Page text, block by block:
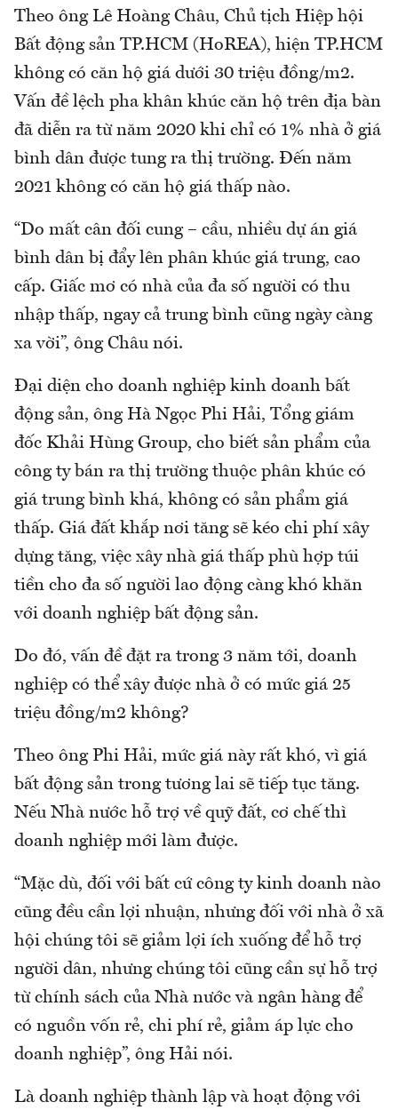
Theo ông Lê Hoàng Châu, Chủ tịch Hiệp hội
Bất động sản TP.HCM (HoREA), hiện TP.HCM
không có căn hộ giá dưới 30 triệu đồng/m2.
Vấn đề lệch pha khân khúc căn hộ trên địa bàn
đã diễn ra từ năm 2020 khi chỉ có 1% nhà ở giá
bình dân được tung ra thị trường. Đến năm
2021 không có căn hộ giá thấp nào.
“Do mất cân đối cung – cầu, nhiều dự án giá
bình dân bị đẩy lên phân khúc giá trung, cao
cấp. Giấc mơ có nhà của đa số người có thu
nhập thấp, ngay cả trung bình cũng ngày càng
xa vời”, ông Châu nói.
Đại diện cho doanh nghiệp kinh doanh bất
động sản, ông Hà Ngọc Phi Hải, Tổng giám
đốc Khải Hùng Group, cho biết sản phẩm của
công ty bán ra thị trường thuộc phân khúc có
giá trung bình khá, không có sản phẩm giá
thấp. Giá đất khắp nơi tăng sẽ kéo chi phí xây
dựng tăng, việc xây nhà giá thấp phù hợp túi
tiền cho đa số người lao động càng khó khăn
với doanh nghiệp bất động sản.
Do đó, vấn đề đặt ra trong 3 năm tới, doanh
nghiệp có thể xây được nhà ở có mức giá 25
triệu đồng/m2 không?
Theo ông Phi Hải, mức giá này rất khó, vì giá
bất động sản trong tương lai sẽ tiếp tục tăng.
Nếu Nhà nước hỗ trợ về quỹ đất, cơ chế thì
doanh nghiệp mới làm được.
“Mặc dù, đối với bất cứ công ty kinh doanh nào
cũng đều cần lợi nhuận, nhưng đối với nhà ở xã
hội chúng tôi sẽ giảm lợi ích xuống để hỗ trợ
người dân, nhưng chúng tôi cũng cần sự hỗ trợ
từ chính sách của Nhà nước và ngân hàng để
có nguồn vốn rẻ, chi phí rẻ, giảm áp lực cho
doanh nghiệp”, ông Hải nói.
Là doanh nghiệp thành lập và hoạt động với